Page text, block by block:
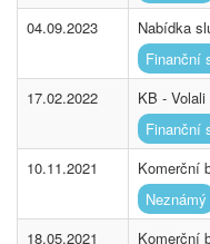
04.09.2023
Nabídka
Finanční
17.02.2022
KB -
Finanční
10.11.2021
Komerční
Neznámý
18.05.2021
Komerční